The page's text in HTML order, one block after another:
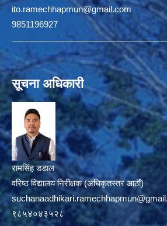
ito.ramechhapmun@gmail.com
9851196927
सूचना अधिकारी
रामसिंह डडाल
वरिष्ठ विद्यालय निरीक्षक (अधिकृतस्तर आठौं)
९८५४०४३५२८